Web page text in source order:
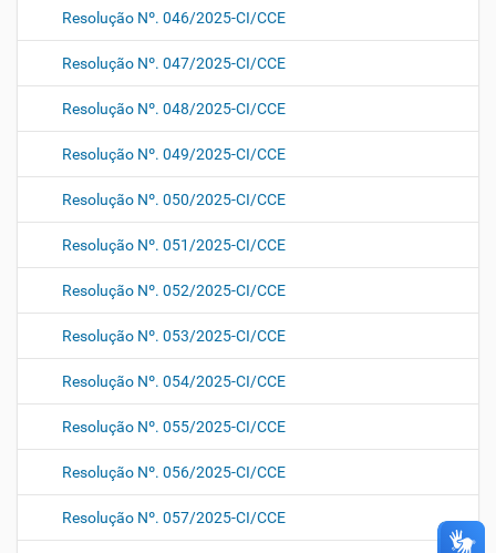
Resolução Nº. 046/2025-CI/CCE
Resolução Nº. 047/2025-CI/CCE
Resolução Nº. 048/2025-CI/CCE
Resolução Nº. 049/2025-CI/CCE
Resolução Nº. 050/2025-CI/CCE
Resolução Nº. 051/2025-CI/CCE
Resolução Nº. 052/2025-CI/CCE
Resolução Nº. 053/2025-CI/CCE
Resolução Nº. 054/2025-CI/CCE
Resolução Nº. 055/2025-CI/CCE
Resolução Nº. 056/2025-CI/CCE
Resolução Nº. 057/2025-CI/CCE